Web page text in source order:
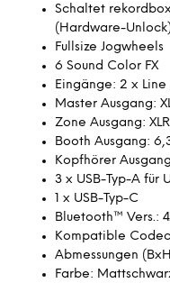
Schaltet rekordbox
(Hardware-
Fullsize Jogwheels
6 Sound Color FX
Eingänge: 2 x
Master Ausgang:
Zone Ausgang: XLR
Booth Ausgang:
Kopfhörer
3 x USB-Typ-A für
1 x USB-Typ-C
Bluetooth™ Vers.:
Kompatible
Abmessungen
Farbe: